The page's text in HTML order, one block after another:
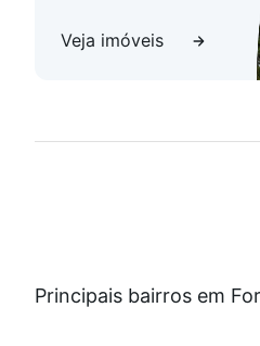
Veja imóveis
Principais bairros em